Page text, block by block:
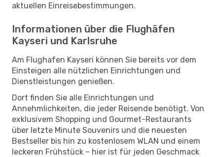
aktuellen Einreisebestimmungen.
Informationen über die Flughäfen
Kayseri und Karlsruhe
Am Flughafen Kayseri können Sie bereits vor dem
Einsteigen alle nützlichen Einrichtungen und
Dienstleistungen genießen.
Dort finden Sie alle Einrichtungen und
Annehmlichkeiten, die jeder Reisende benötigt. Von
exklusivem Shopping und Gourmet-Restaurants
über letzte Minute Souvenirs und die neuesten
Bestseller bis hin zu kostenlosem WLAN und einem
leckeren Frühstück – hier ist für jeden Geschmack